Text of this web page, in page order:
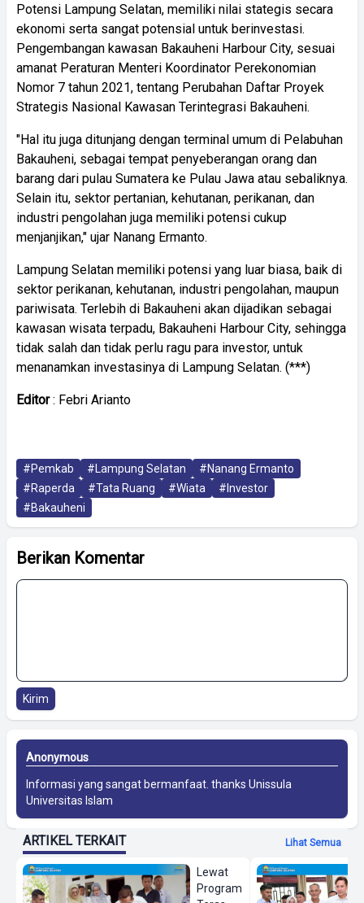
Potensi Lampung Selatan, memiliki nilai stategis secara
ekonomi serta sangat potensial untuk berinvestasi.
Pengembangan kawasan Bakauheni Harbour City, sesuai
amanat Peraturan Menteri Koordinator Perekonomian
Nomor 7 tahun 2021, tentang Perubahan Daftar Proyek
Strategis Nasional Kawasan Terintegrasi Bakauheni.
"Hal itu juga ditunjang dengan terminal umum di Pelabuhan
Bakauheni, sebagai tempat penyeberangan orang dan
barang dari pulau Sumatera ke Pulau Jawa atau sebaliknya.
Selain itu, sektor pertanian, kehutanan, perikanan, dan
industri pengolahan juga memiliki potensi cukup
menjanjikan," ujar Nanang Ermanto.
Lampung Selatan memiliki potensi yang luar biasa, baik di
sektor perikanan, kehutanan, industri pengolahan, maupun
pariwisata. Terlebih di Bakauheni akan dijadikan sebagai
kawasan wisata terpadu, Bakauheni Harbour City, sehingga
tidak salah dan tidak perlu ragu para investor, untuk
menanamkan investasinya di Lampung Selatan. (***)
Editor: Febri Arianto
#Pemkab #Lampung Selatan
#Nanang Ermanto
#Raperda
#Tata Ruang #Wiata
#Investor
#Bakauheni
Berikan Komentar
Kirim
Anonymous
Informasi yang sangat bermanfaat. thanks Unissula
Universitas Islam
ARTIKEL TERKAIT Lihat Semua
Lewat
Program